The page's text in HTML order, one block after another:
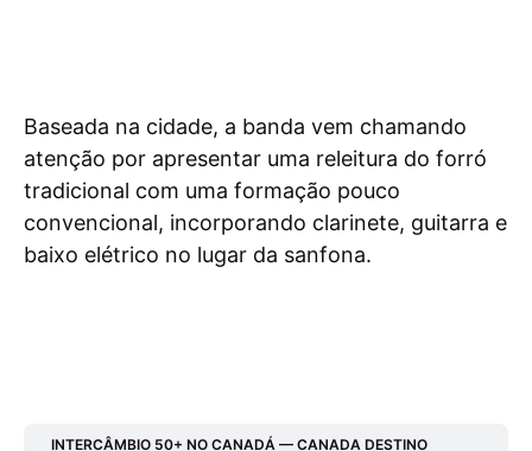
Baseada na cidade, a banda vem chamando
atenção por apresentar uma releitura do forró
tradicional com uma formação pouco
convencional, incorporando clarinete, guitarra e
baixo elétrico no lugar da sanfona.
INTERCÂMBIO 50+ NO CANADÁ — CANADA DESTINO